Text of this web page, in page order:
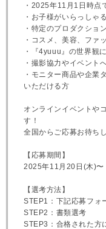
・2025年11月1日時点
・お子様がいらっしゃ
・特定のプロダクショ
・コスメ、美容、ファ
・『4yuuu』の世界観
・撮影協力やイベント
・モニター商品や企業
いただける方
オンラインイベントや
す！
全国からご応募お待ち
【応募期間】
2025年11月20日(木)〜
【選考方法】
STEP1：下記応募フォ
STEP2：書類選考
STEP3：合格された方